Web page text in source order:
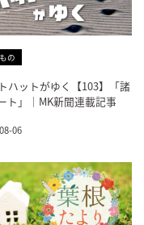
の
ハットがゆく【103】「諸
ト」｜MK新聞連載記事
06